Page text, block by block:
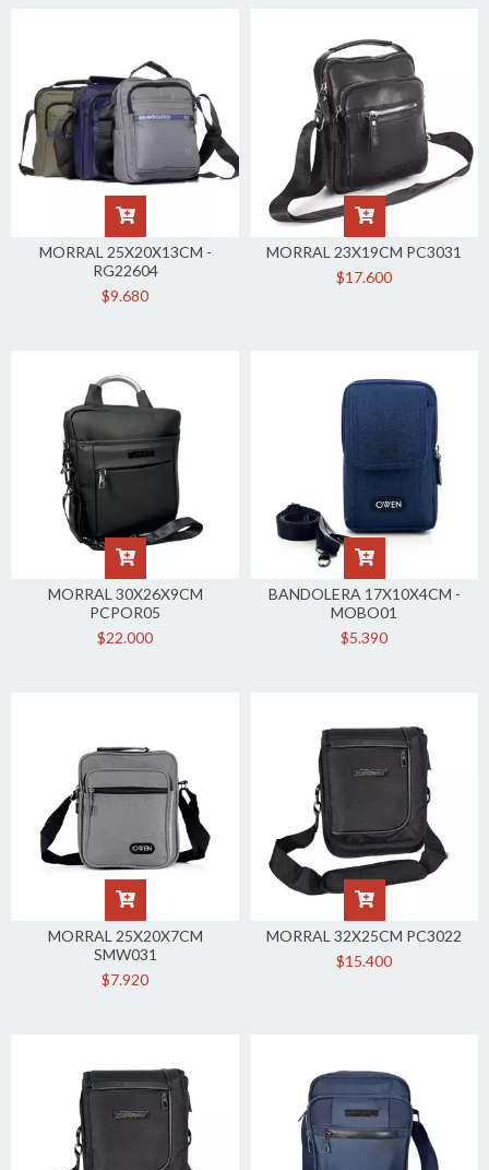
MORRAL 25X20X13CM -
RG22604
$9.680
MORRAL 23X19CM PC3031
$17.600
MORRAL 30X26X9CM
PCPOR05
$22.000
BANDOLERA 17X10X4CM -
MOBO01
$5.390
MORRAL 25X20X7CM
SMW031
$7.920
MORRAL 32X25CM PC3022
$15.400